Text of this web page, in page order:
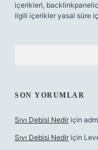
içerikleri,
ilgili içerikler yasal süre
SON YORUMLAR
Sıvı Debisi Nedir için
Sıvı Debisi Nedir için